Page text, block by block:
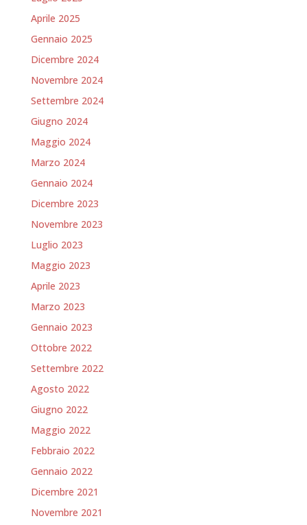
Aprile 2025
Gennaio 2025
Dicembre 2024
Novembre 2024
Settembre 2024
Giugno 2024
Maggio 2024
Marzo 2024
Gennaio 2024
Dicembre 2023
Novembre 2023
Luglio 2023
Maggio 2023
Aprile 2023
Marzo 2023
Gennaio 2023
Ottobre 2022
Settembre 2022
Agosto 2022
Giugno 2022
Maggio 2022
Febbraio 2022
Gennaio 2022
Dicembre 2021
Novembre 2021